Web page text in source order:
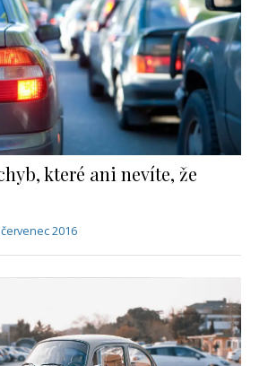
které ani nevíte, že
2016